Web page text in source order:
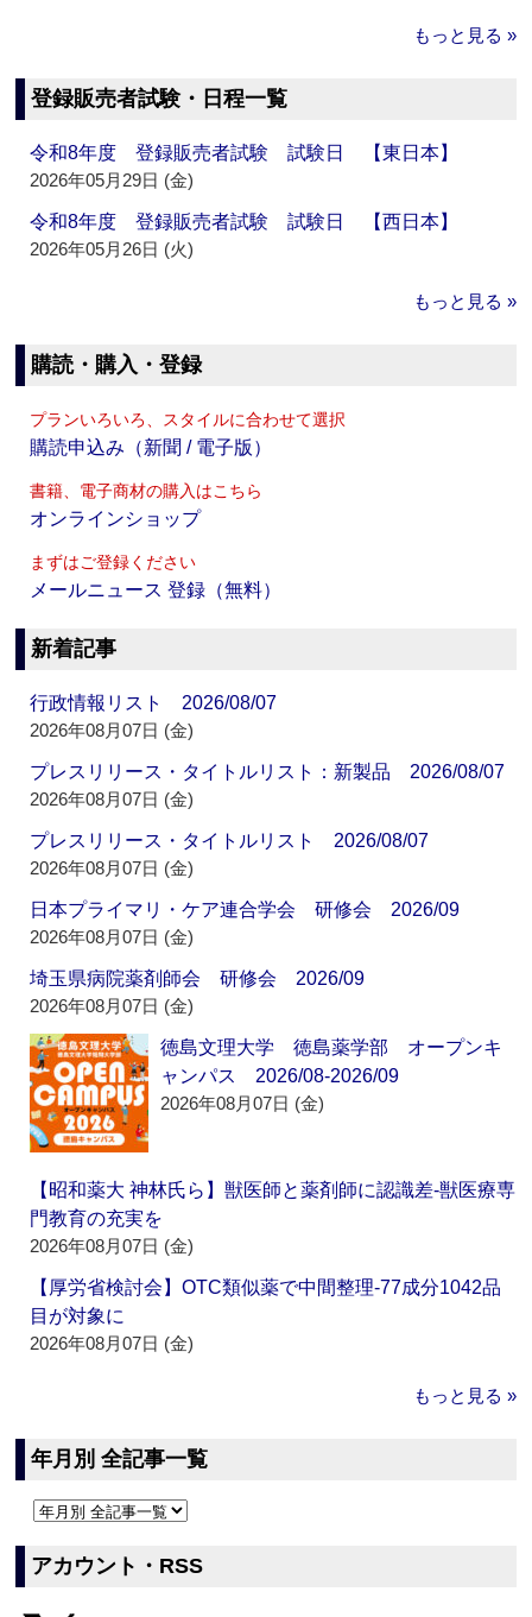
もっと見る »
登録販売者試験・日程一覧
令和8年度 登録販売者試験 試験日 【東日本】
2026年05月29日 (金)
令和8年度 登録販売者試験 試験日 【西日本】
2026年05月26日 (火)
もっと見る »
購読・購入・登録
プランいろいろ、スタイルに合わせて選択
購読申込み（新聞 / 電子版）
書籍、電子商材の購入はこちら
オンラインショップ
まずはご登録ください
メールニュース 登録（無料）
新着記事
行政情報リスト 2026/08/07
2026年08月07日 (金)
プレスリリース・タイトルリスト：新製品 2026/08/07
2026年08月07日 (金)
プレスリリース・タイトルリスト 2026/08/07
2026年08月07日 (金)
日本プライマリ・ケア連合学会 研修会 2026/09
2026年08月07日 (金)
埼玉県病院薬剤師会 研修会 2026/09
2026年08月07日 (金)
徳島文理大学 徳島薬学部 オープンキ
ャンパス 2026/08-2026/09
2026年08月07日 (金)
【昭和薬大 神林氏ら】獣医師と薬剤師に認識差‐獣医療専
門教育の充実を
2026年08月07日 (金)
【厚労省検討会】OTC類似薬で中間整理‐77成分1042品
目が対象に
2026年08月07日 (金)
もっと見る »
年月別 全記事一覧
アカウント・RSS